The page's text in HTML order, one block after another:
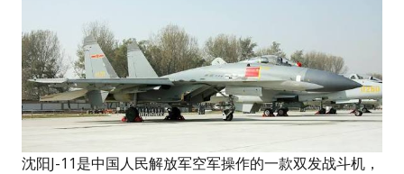
沈阳J-11是中国人民解放军空军操作的一款双发战斗机，